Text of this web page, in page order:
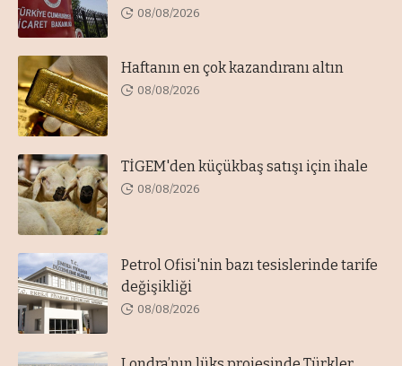
08/08/2026
Haftanın en çok kazandıranı altın
08/08/2026
TİGEM'den küçükbaş satışı için ihale
08/08/2026
Petrol Ofisi'nin bazı tesislerinde tarife
değişikliği
08/08/2026